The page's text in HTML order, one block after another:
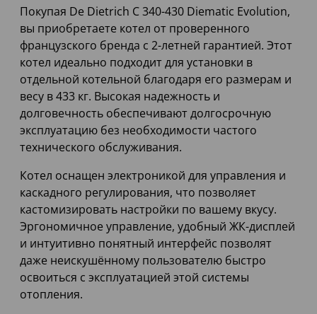
Покупая De Dietrich C 340-430 Diematic Evolution,
вы приобретаете котел от проверенного
французского бренда с 2-летней гарантией. Этот
котел идеально подходит для установки в
отдельной котельной благодаря его размерам и
весу в 433 кг. Высокая надежность и
долговечность обеспечивают долгосрочную
эксплуатацию без необходимости частого
технического обслуживания.
Котел оснащен электроникой для управления и
каскадного регулирования, что позволяет
кастомизировать настройки по вашему вкусу.
Эргономичное управление, удобный ЖК-дисплей
и интуитивно понятный интерфейс позволят
даже неискушённому пользователю быстро
освоиться с эксплуатацией этой системы
отопления.